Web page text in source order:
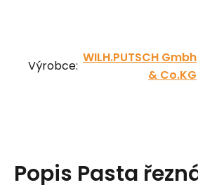
Výrobce:
WILH.PUTSCH Gmbh
& Co.KG
Popis Pasta